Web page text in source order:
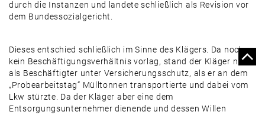
durch die Instanzen und landete schließlich als Revision vor
dem Bundessozial­gericht.
Dieses entschied schließlich im Sinne des Klägers. Da noch
kein Beschäftigungsverhältnis vorlag, stand der Kläger nicht
als Beschäftigter unter Versicherungsschutz, als er an dem
„Probearbeitstag“ Mülltonnen transportierte und dabei vom
Lkw stürzte. Da der Kläger aber eine dem
Entsorgungsunternehmer dienende und dessen Willen